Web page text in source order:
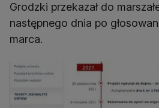
Grodzki przekazał do
następnego dnia po
marca.